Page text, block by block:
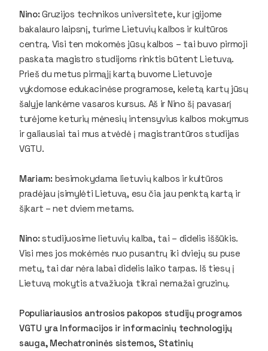
Nino:Gruzijos technikos universitete, kur įgijome
bakalauro laipsnį, turime Lietuvių kalbos ir kultūros
centrą. Visi ten mokomės jūsų kalbos – tai buvo pirmoji
paskata magistro studijoms rinktis būtent Lietuvą.
Prieš du metus pirmąjį kartą buvome Lietuvoje
vykdomose edukacinėse programose, keletą kartų jūsų
šalyje lankėme vasaros kursus. Aš ir Nino šį pavasarį
turėjome keturių mėnesių intensyvius kalbos mokymus
ir galiausiai tai mus atvėdė į magistrantūros studijas
VGTU.
Mariam:besimokydama lietuvių kalbos ir kultūros
pradėjau įsimylėti Lietuvą, esu čia jau penktą kartą ir
šįkart – net dviem metams.
Nino:studijuosime lietuvių kalba, tai – didelis iššūkis.
Visi mes jos mokėmės nuo pusantrų iki dviejų su puse
metų, tai dar nėra labai didelis laiko tarpas. Iš tiesų į
Lietuvą mokytis atvažiuoja tikrai nemažai gruzinų.
Populiariausios antrosios pakopos studijų programos
VGTU yra Informacijos ir informacinių technologijų
sauga, Mechatroninės sistemos, Statinių